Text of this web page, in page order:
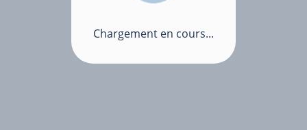
Chargement en cours...